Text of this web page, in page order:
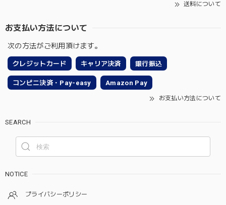
送料について
お支払い方法について
次の方法がご利用頂けます。
クレジットカード キャリア決済 銀行振込
コンビニ決済・Pay-easy Amazon Pay
お支払い方法について
SEARCH
NOTICE
プライバシーポリシー